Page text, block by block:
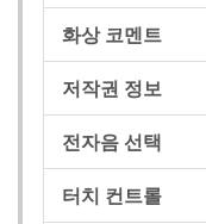
화상 코멘트
저작권 정보
전자음 선택
터치 컨트롤